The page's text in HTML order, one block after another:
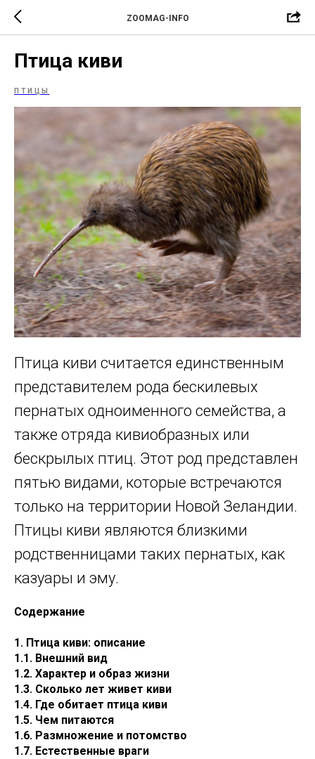
ZOOMAG-INFO
Птица киви
ПТИЦЫ
Птица киви считается единственным
представителем рода бескилевых
пернатых одноименного семейства, а
также отряда кивиобразных или
бескрылых птиц. Этот род представлен
пятью видами, которые встречаются
только на территории Новой Зеландии.
Птицы киви являются близкими
родственницами таких пернатых, как
казуары и эму.
Содержание
1. Птица киви: описание
1.1. Внешний вид
1.2. Характер и образ жизни
1.3. Сколько лет живет киви
1.4. Где обитает птица киви
1.5. Чем питаются
1.6. Размножение и потомство
1.7. Естественные враги